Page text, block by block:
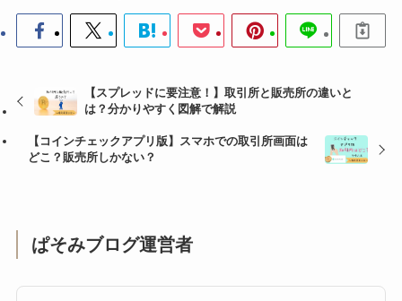
【スプレッドに要注意！】取引所と販売所の違いと
は？分かりやすく図解で解説
【コインチェックアプリ版】スマホでの取引所画面は
どこ？販売所しかない？
ぱそみブログ運営者